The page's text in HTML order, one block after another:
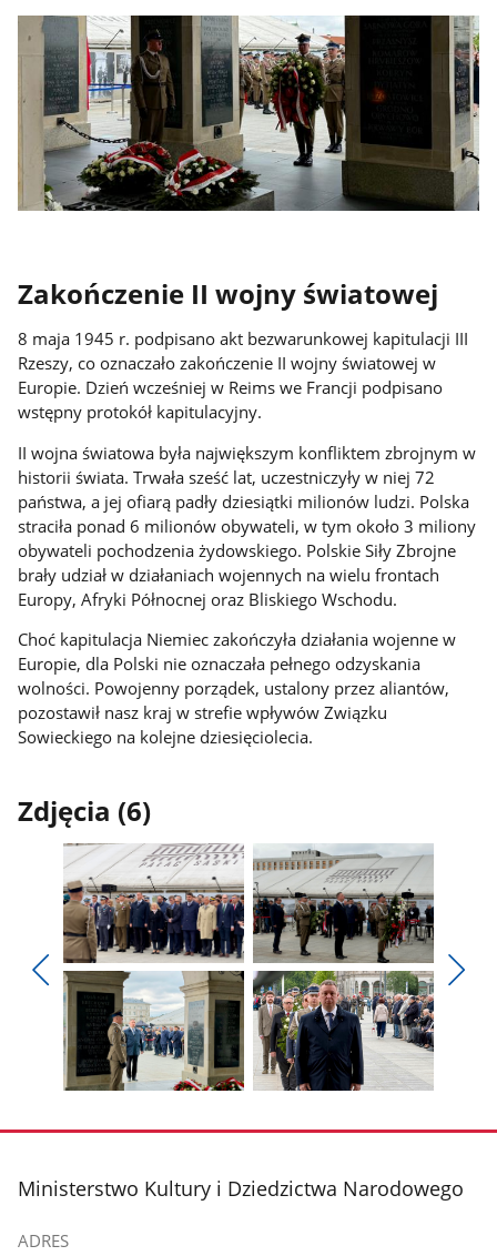
Zakończenie II wojny światowej
8 maja 1945 r. podpisano akt bezwarunkowej kapitulacji III
Rzeszy, co oznaczało zakończenie II wojny światowej w
Europie. Dzień wcześniej w Reims we Francji podpisano
wstępny protokół kapitulacyjny.
II wojna światowa była największym konfliktem zbrojnym w
historii świata. Trwała sześć lat, uczestniczyły w niej 72
państwa, a jej ofiarą padły dziesiątki milionów ludzi. Polska
straciła ponad 6 milionów obywateli, w tym około 3 miliony
obywateli pochodzenia żydowskiego. Polskie Siły Zbrojne
brały udział w działaniach wojennych na wielu frontach
Europy, Afryki Północnej oraz Bliskiego Wschodu.
Choć kapitulacja Niemiec zakończyła działania wojenne w
Europie, dla Polski nie oznaczała pełnego odzyskania
wolności. Powojenny porządek, ustalony przez aliantów,
pozostawił nasz kraj w strefie wpływów Związku
Sowieckiego na kolejne dziesięciolecia.
Zdjęcia (6)
Pokaż
poprzednie
zdjęcia
Pokaż
zdjęcie
1
z
galerii.
Pokaż
zdjęcie
2
galerii.
zdjęcie
galerii.
zdjęcie
z
galerii.
stopka
Ministerstwo Kultury i Dziedzictwa Narodowego
ADRES